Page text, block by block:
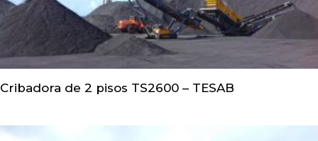
Cribadora de 2 pisos TS2600 – TESAB